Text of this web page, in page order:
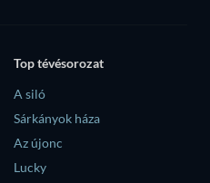
Top tévésorozat
A siló
Sárkányok háza
Az újonc
Lucky